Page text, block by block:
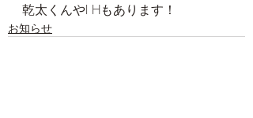
乾太くんやI Hもあります！
お知らせ